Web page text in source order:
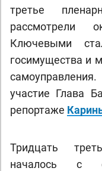
третье
рассмотрели
Ключевыми
госимущества и
участие Глава
репортаже
Тридцать
началось с